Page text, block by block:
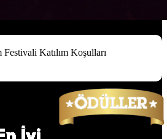
Katılım Koşulları